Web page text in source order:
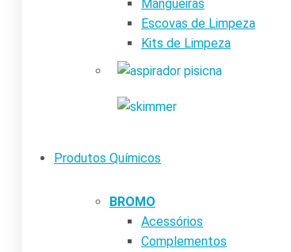
Mangueiras
Escovas de Limpeza
Kits de Limpeza
Produtos Químicos
BROMO
Acessórios
Complementos